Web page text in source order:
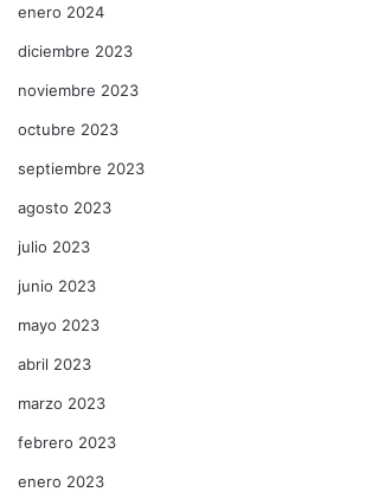
enero 2024
diciembre 2023
noviembre 2023
octubre 2023
septiembre 2023
agosto 2023
julio 2023
junio 2023
mayo 2023
abril 2023
marzo 2023
febrero 2023
enero 2023